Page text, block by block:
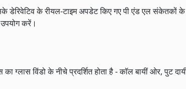
डेरिवेटिव के रीयल-टाइम अपडेट किए गए पी एंड एल संकेतकों
करें।
ग्लास विंडो के नीचे प्रदर्शित होता है - कॉल बायीं ओर, पुट